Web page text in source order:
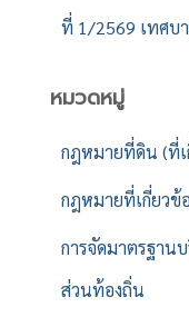
ที่ 1/2569 เทศบา
หมวดหมู่
กฎหมายที่ดิน (ที่เ
กฎหมายที่เกี่ยว
การจัดมาตรฐาน
ส่วนท้องถิ่น